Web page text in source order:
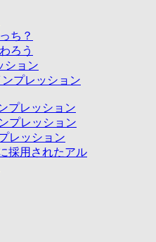
ち？
ろう
ション
プレッション
プレッション
プレッション
レッション
採用されたアル